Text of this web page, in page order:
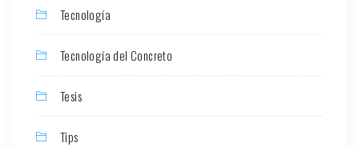
Tecnología
Tecnología del Concreto
Tesis
Tips